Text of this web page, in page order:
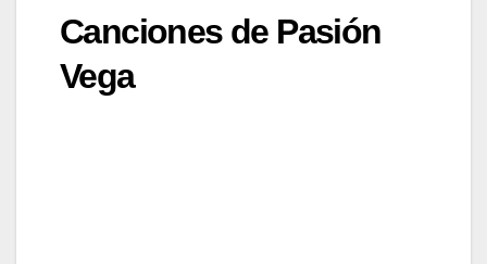
Canciones de Pasión
Vega